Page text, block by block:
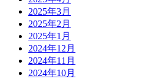
2025年3月
2025年2月
2025年1月
2024年12月
2024年11月
2024年10月